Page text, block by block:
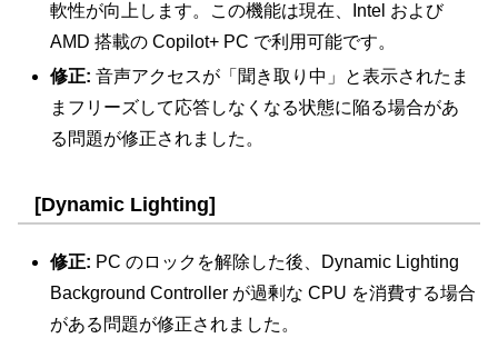
軟性が向上します。この機能は現在、Intel および
AMD 搭載の Copilot+ PC で利用可能です。
修正: 音声アクセスが「聞き取り中」と表示されたま
まフリーズして応答しなくなる状態に陥る場合があ
る問題が修正されました。
[Dynamic Lighting]
修正: PC のロックを解除した後、Dynamic Lighting
Background Controller が過剰な CPU を消費する場合
がある問題が修正されました。